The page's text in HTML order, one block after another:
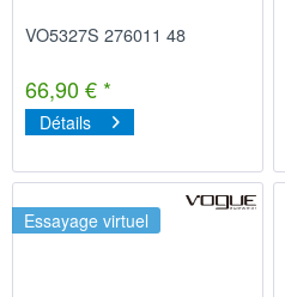
VO5327S 276011 48
66,90 € *
Détails
Essayage virtuel